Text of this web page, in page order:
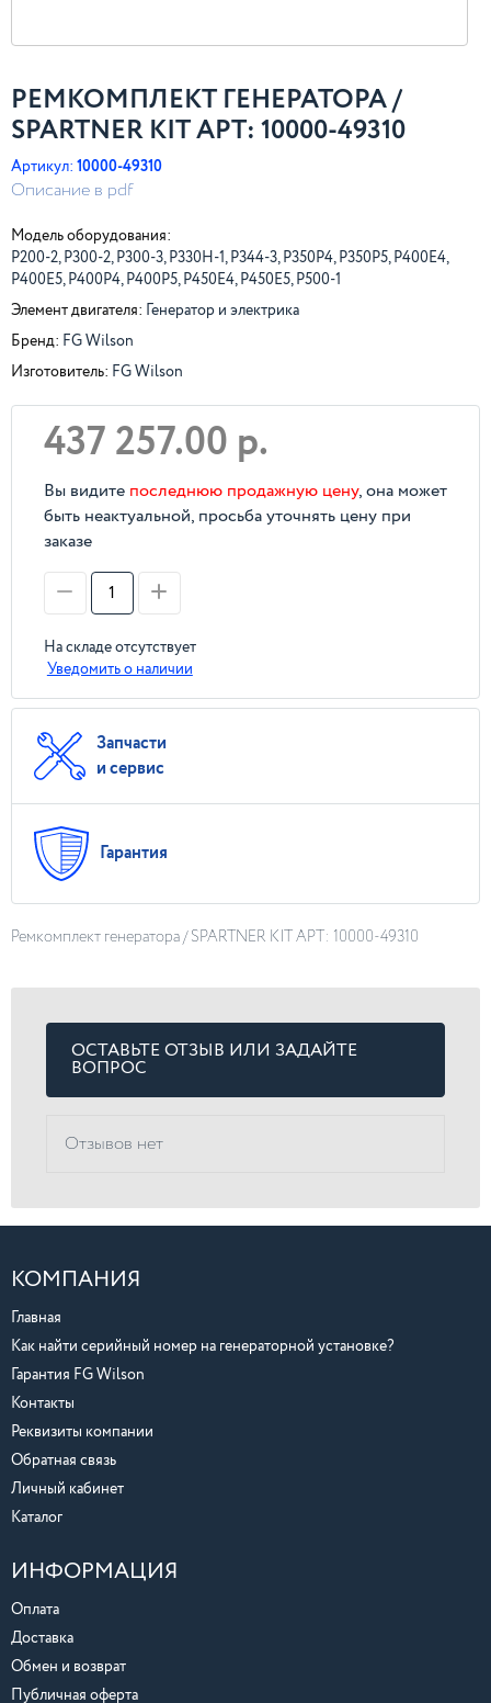
РЕМКОМПЛЕКТ ГЕНЕРАТОРА /
SPARTNER KIT АРТ: 10000-49310
Артикул: 10000-49310
Описание в pdf
Модель оборудования:
P200-2, P300-2, P300-3, P330H-1, P344-3, P350P4, P350P5, P400E4,
P400E5, P400P4, P400P5, P450E4, P450E5, P500-1
Элемент двигателя: Генератор и электрика
Бренд: FG Wilson
Изготовитель: FG Wilson
437 257.00 р.
Вы видите последнюю продажную цену, она может
быть неактуальной, просьба уточнять цену при
заказе
На складе отсутствует
Уведомить о наличии
Запчасти
и сервис
Гарантия
Ремкомплект генератора / SPARTNER KIT АРТ: 10000-49310
ОСТАВЬТЕ ОТЗЫВ ИЛИ ЗАДАЙТЕ
ВОПРОС
Отзывов нет
КОМПАНИЯ
Главная
Как найти серийный номер на генераторной установке?
Гарантия FG Wilson
Контакты
Реквизиты компании
Обратная связь
Личный кабинет
Каталог
ИНФОРМАЦИЯ
Оплата
Доставка
Обмен и возврат
Публичная оферта